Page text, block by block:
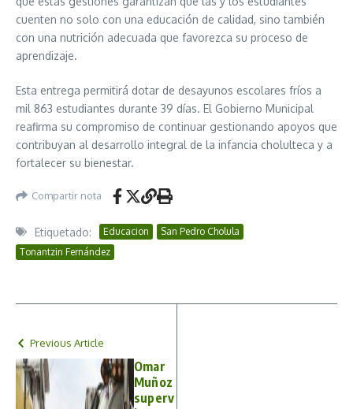
cuenten no solo con una educación de calidad, sino también
con una nutrición adecuada que favorezca su proceso de
aprendizaje.
Esta entrega permitirá dotar de desayunos escolares fríos a
mil 863 estudiantes durante 39 días. El Gobierno Municipal
reafirma su compromiso de continuar gestionando apoyos que
contribuyan al desarrollo integral de la infancia cholulteca y a
fortalecer su bienestar.
Compartir nota
Etiquetado: Educacion
San Pedro Cholula
Tonantzin Fernández
Previous Article
Omar
Muñoz
superv